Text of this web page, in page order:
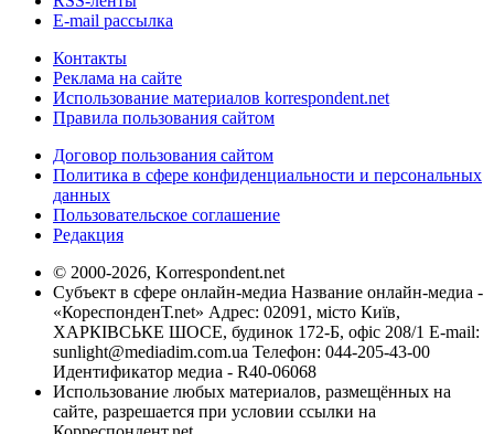
E-mail рассылка
Контакты
Реклама на сайте
Использование материалов korrespondent.net
Правила пользования сайтом
Договор пользования сайтом
Политика в сфере конфиденциальности и персональных
данных
Пользовательское соглашение
Редакция
© 2000-2026, Korrespondent.net
Субъект в сфере онлайн-медиа Название онлайн-медиа -
«КореспонденТ.net» Адрес: 02091, місто Київ,
ХАРКІВСЬКЕ ШОСЕ, будинок 172-Б, офіс 208/1 E-mail:
sunlight@mediadim.com.ua Телефон: 044-205-43-00
Идентификатор медиа - R40-06068
Использование любых материалов, размещённых на
сайте, разрешается при условии ссылки на